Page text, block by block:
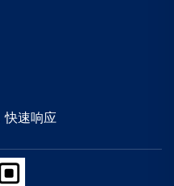
快速响应